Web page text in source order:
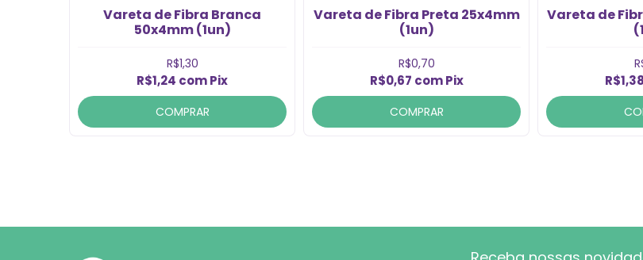
Vareta de Fibra Branca
50x4mm (1un)
R$1,30
R$1,24 comPix
COMPRAR
Vareta de Fibra Preta 25x4mm
(1un)
R$0,70
R$0,67 com Pix
COMPRAR
Vareta de
R$1,38